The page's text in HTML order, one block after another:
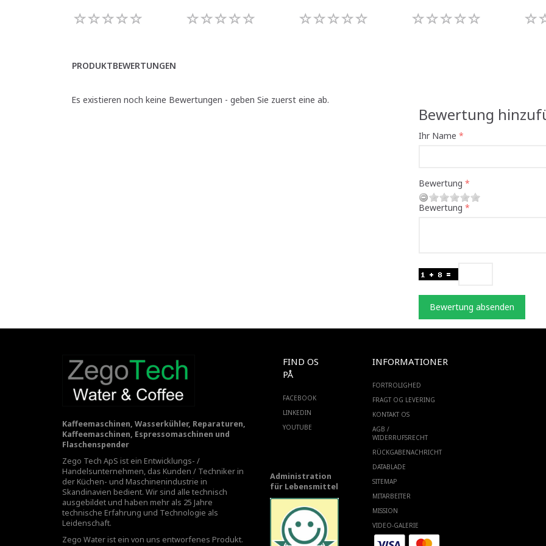
PRODUKTBEWERTUNGEN
Es existieren noch keine Bewertungen - geben Sie zuerst eine ab.
Bewertung
Ihr Name
Bewertung
Bewertung
Bewertung absenden
Kaffeemaschinen, Wasserkühler, Reparaturen,
Kaffeemaschinen, Espressomaschinen und
Flaschenspender
Zego Tech ApS ist ein Entwicklungs- /
Handelsunternehmen, das Kunden / Techniker in
der Küchen- und Maschinenindustrie in
Skandinavien bedient. Wir sind alle technisch
ausgebildet und haben mehr als 25 Jahre
technische Erfahrung und Technologie als
Leidenschaft.
Zego Water ist ein von uns entworfenes Produkt.
FIND OS
PÅ
FACEBOOK
LINKEDIN
YOUTUBE
Administration
für Lebensmittel
INFORMATIONER
FORTROLIGHED
FRAGT OG LEVERING
KONTAKT OS
AGB /
WIDERRUFSRECHT
RÜCKGABENACHRICHT
DATABLADE
SITEMAP
MITARBEITER
MISSION
VIDEO-GALERIE